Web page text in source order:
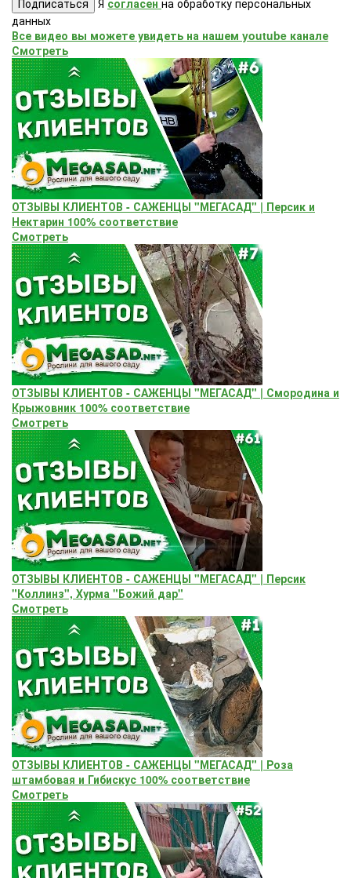
данных
Все видео вы можете увидеть на нашем youtube канале
Смотреть
ОТЗЫВЫ КЛИЕНТОВ - САЖЕНЦЫ "МЕГАСАД" | Персик и
Нектарин 100% соответствие
Смотреть
ОТЗЫВЫ КЛИЕНТОВ - САЖЕНЦЫ "МЕГАСАД" | Смородина и
Крыжовник 100% соответствие
Смотреть
ОТЗЫВЫ КЛИЕНТОВ - САЖЕНЦЫ "МЕГАСАД" | Персик
"Коллинз", Хурма "Божий дар"
Смотреть
ОТЗЫВЫ КЛИЕНТОВ - САЖЕНЦЫ "МЕГАСАД" | Роза
штамбовая и Гибискус 100% соответствие
Смотреть